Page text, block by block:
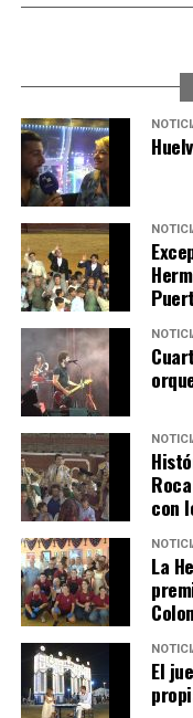
SEXTA CORRIDA
6º DÍA DE LAS
hace 3 días Huelvatv
QUINTA CORRIDA
2026
hace 4 días· Huelvatv
con
La
El